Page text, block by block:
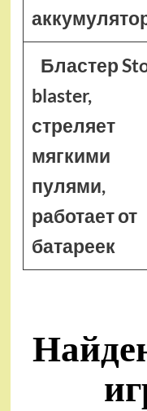
Бластер
blaster,
стреляет
мягкими
пулями,
работает от
батареек